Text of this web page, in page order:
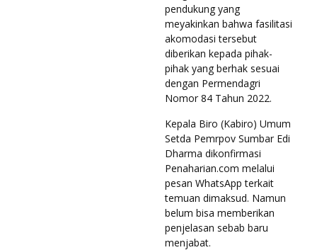
pendukung yang
meyakinkan bahwa fasilitasi
akomodasi tersebut
diberikan kepada pihak-
pihak yang berhak sesuai
dengan Permendagri
Nomor 84 Tahun 2022.
Kepala Biro (Kabiro) Umum
Setda Pemrpov Sumbar Edi
Dharma dikonfirmasi
Penaharian.com melalui
pesan WhatsApp terkait
temuan dimaksud. Namun
belum bisa memberikan
penjelasan sebab baru
menjabat.